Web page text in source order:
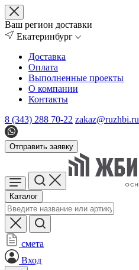
Ваш регион доставки
Екатеринбург
Доставка
Оплата
Выполненные проекты
О компании
Контакты
8 (343) 288 70-22 zakaz@ruzhbi.ru
Отправить заявку
Каталог
смета
Вход